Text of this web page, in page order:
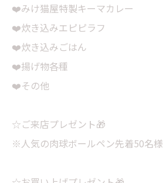
❤️みけ猫屋特製キーマカレー
❤️炊き込みエピピラフ
❤️炊き込みごはん
❤️揚げ物各種
❤️その他
☆ご来店プレゼント🎁
※人気の肉球ボールペン先着50名様